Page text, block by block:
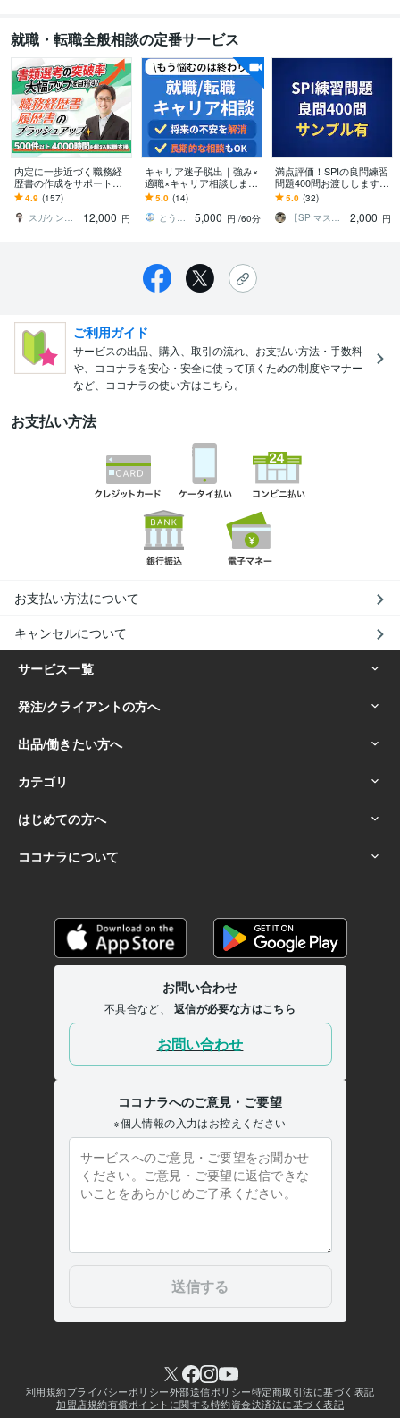
就職・転職全般相談の定番サービス
内定に一歩近づく職務経
歴書の作成をサポートし
ます 50業種以上2000時間
を超える転職支援の実績
でお悩みを解決
4.9 (157)
スガケン｜採用者の心をがっちり掴む転職術
12,000 円
キャリア迷子脱出｜強み×
適職×キャリア相談します
就職や転職に悩むあなた
の強みと働き方を最短で
言語化！
5.0 (14)
とうま｜書類通過率を上げる転職サポート
5,000 円 /60分
満点評価！SPIの良問練習
問題400問お渡しします
わかりやすい解説付き練
習問題（非言語269問・言
語131問）
5.0 (32)
【SPIマスター】カズマ
2,000 円
ご利用ガイド
サービスの出品、購入、取引の流れ、お支払い方法・手数料
や、ココナラを安心・安全に使って頂くための制度やマナー
など、ココナラの使い方はこちら。
お支払い方法
お支払い方法について
キャンセルについて